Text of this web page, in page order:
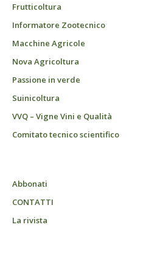
Frutticoltura
Informatore Zootecnico
Macchine Agricole
Nova Agricoltura
Passione in verde
Suinicoltura
VVQ – Vigne Vini e Qualità
Comitato tecnico scientifico
Abbonati
CONTATTI
La rivista